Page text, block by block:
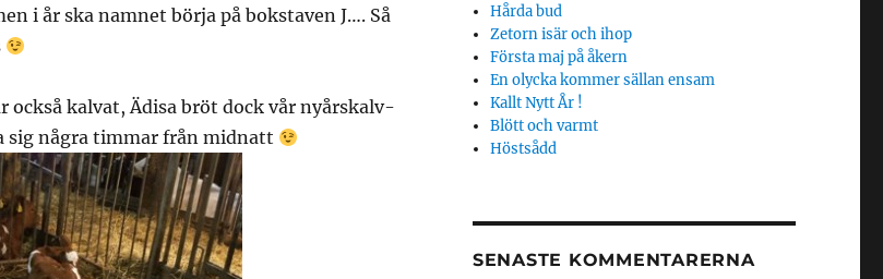
i år ska namnet börja på bokstaven J…. Så
också kalvat, Ädisa bröt dock vår nyårskalv-
några timmar från midnatt
Hårda bud
Zetorn isär och ihop
Första maj på åkern
En olycka kommer sällan ensam
Kallt Nytt År !
Blött och varmt
Höstsådd
SENASTE KOMMENTARERNA